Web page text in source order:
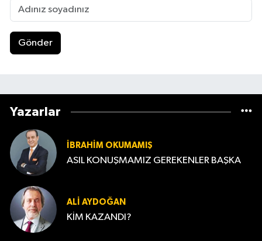
Gönder
Yazarlar
İBRAHIM OKUMAMIŞ
ASIL KONUŞMAMIZ GEREKENLER BAŞKA
ALI AYDOĞAN
KİM KAZANDI?